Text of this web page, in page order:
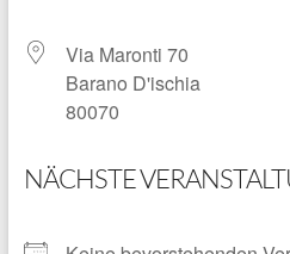
Via Maronti 70
Barano D'ischia
80070
NÄCHSTE